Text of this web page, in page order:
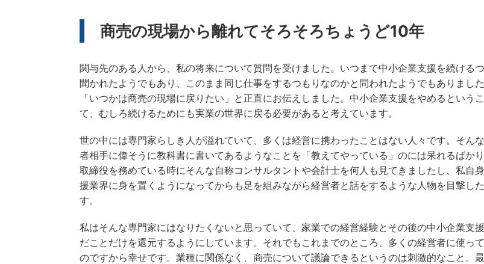
商売の現場から離れてそろそろちょうど10年
関与先のある人から、私の将来について質問を受けました。いつまで中小企業支援を続ける
聞かれたようでもあり、このまま同じ仕事をするつもりなのかと問われたようでもありまし
「いつかは商売の現場に戻りたい」と正直にお伝えしました。中小企業支援をやめるという
て、むしろ続けるためにも実業の世界に戻る必要があると考えています。
世の中には専門家らしき人が溢れていて、多くは経営に携わったことはない人々です。そん
者相手に偉そうに教科書に書いてあるようなことを「教えてやっている」のには呆れるばか
取締役を務めている時にそんな自称コンサルタントや会計士を何人も見てきましたし、私自
援業界に身を置くようになってからも足を組みながら経営者と話をするような人物を目撃し
す。
私はそんな専門家にはなりたくないと思っていて、家業での経営経験とその後の中小企業支
だことだけを還元するようにしています。それでもこれまでのところ、多くの経営者に使っ
のですから幸せです。業種に関係なく、商売について議論できるというのは刺激的なこと。